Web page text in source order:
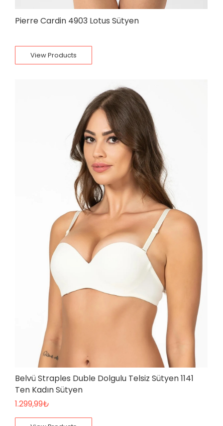
Pierre Cardin 4903 Lotus Sütyen
View Products
Belvü Straples Duble Dolgulu Telsiz Sütyen 1141
Ten Kadın Sütyen
1.299,99₺